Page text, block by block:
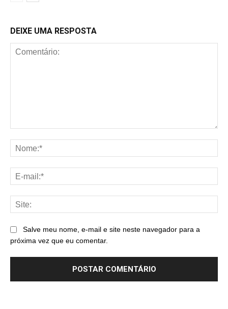
DEIXE UMA RESPOSTA
Salve meu nome, e-mail e site neste navegador para a
próxima vez que eu comentar.